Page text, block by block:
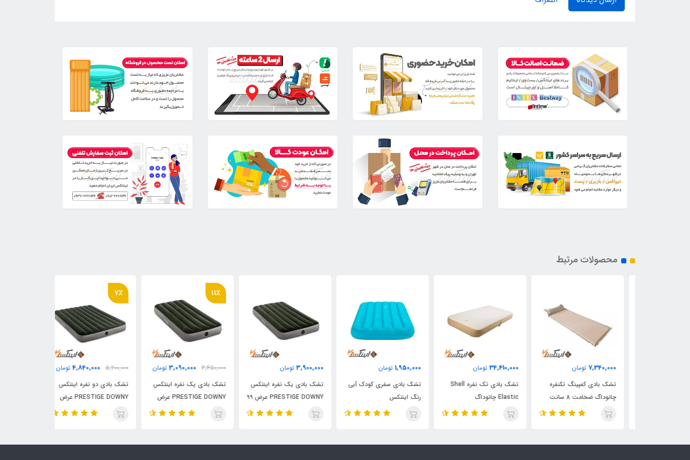
محصولات مرتبط
7,340,000 تومان
تشک بادی کمپینگ تکنفره
چانوداگ ضخامت 8 سانت
34,410,000 تومان
تشک بادی تک نفره Shell
Elastic چانوداگ
1,950,000 تومان
تشک بادی سفری کودک آبی
رنگ اینتکس
3,900,000 تومان
تشک بادی یک نفره اینتکس
PRESTIGE DOWNY عرض 99
11٪
3,450,000
3,090,000 تومان
تشک بادی یک نفره اینتکس
PRESTIGE DOWNY عرض
7٪
5,200,000
4,840,000 تومان
تشک بادی دو نفره اینتکس
PRESTIGE DOWNY عرض